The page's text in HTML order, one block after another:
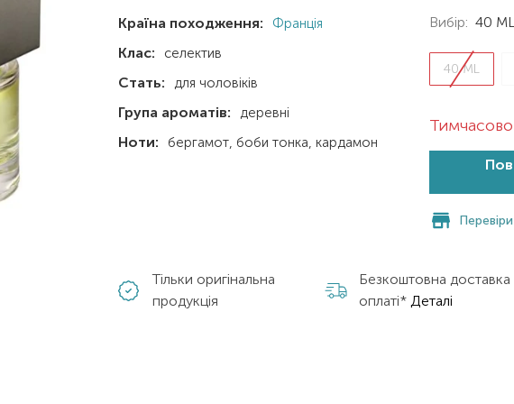
Країна походження: Франція
Клас: селектив
Стать: для чоловіків
Група ароматів: деревні
Ноти: бергамот боби тонка кардамон
Вибір: 40
40 ML
Тільки оригінальна
продукція
Безкоштовна
оплаті* Деталі